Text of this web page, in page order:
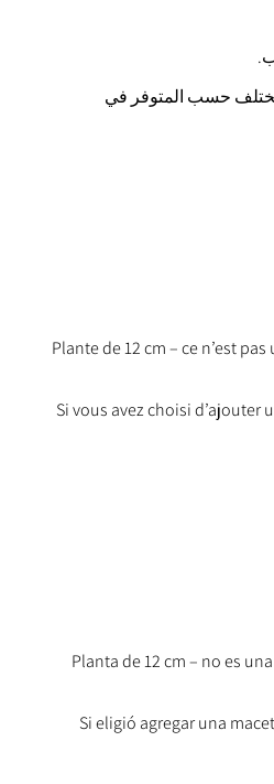
يختلف حسب المتوفر في
Plante de 12 cm – ce n’est
Si vous avez choisi
Planta de 12 cm – no es
Si eligió agregar una